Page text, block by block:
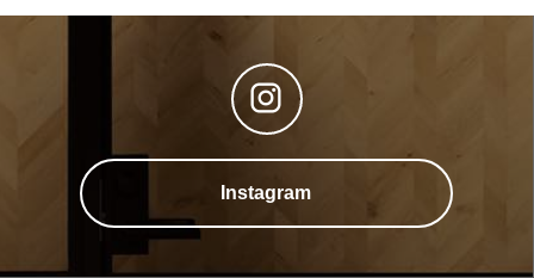
Instagram